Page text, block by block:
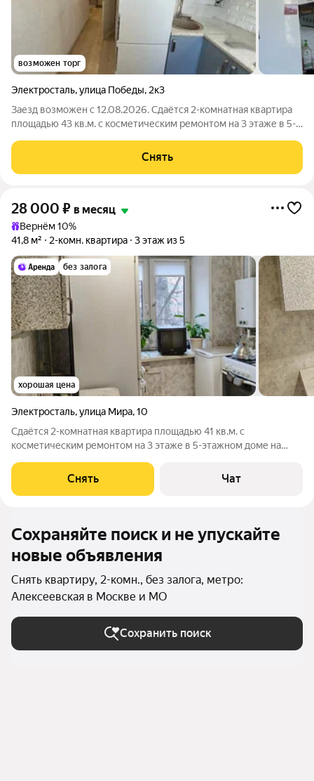
возможен торг
Электросталь,улица Победы, 2к3
Заезд возможен с 12.08.2026. Сдаётся 2-комнатная квартира
площадью 43 кв.м. с косметическим ремонтом на 3 этаже в 5-
панельный, окна выходят во
Снять
28 000 ₽ в месяц
Вернём 10%
41,8 м²
2-комн. квартира 3 этаж из 5
без залога
хорошая цена
Электросталь,улица Мира,10
Сдаётся 2-комнатная квартира площадью 41 кв.м. с
косметическим ремонтом на 3 этаже в 5-этажном доме на
Стиральная машина Холодильник Микроволновка Дом -
кирпичный, окна выходят на
Снять Чат
Сохраняйте поиск и не упускайте
новые объявления
Снять квартиру, 2-комн., без залога, метро:
Алексеевская в Москве и МО
Сохранить поиск